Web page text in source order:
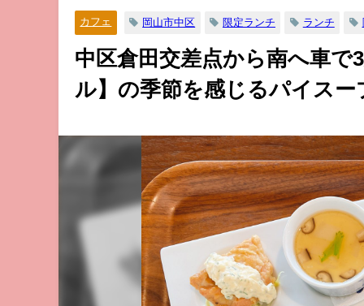
カフェ 岡山市中区 限定ランチ ランチ
中区倉田交差点から南へ車
ル】の季節を感じるパイス